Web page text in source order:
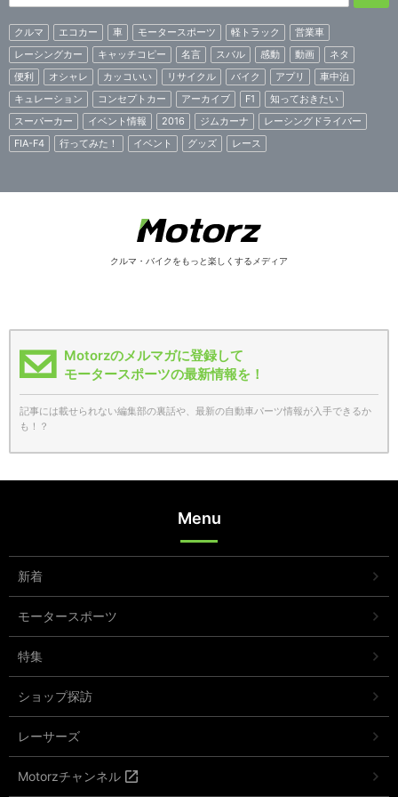
クルマ エコカー 車 モータースポーツ 軽トラック
営業車
レーシングカー
キャッチコピー 名言 スバル 感動 動画
ネタ
便利
オシャレ カッコいい リサイクル バイク アプリ
車中泊
キュレーション
コンセプトカー アーカイブ F1
知っておきたい
スーパーカー
イベント情報 2016 ジムカーナ
レーシングドライバー
FIA-F4
行ってみた！ イベント グッズ レース
クルマ・バイクをもっと楽しくするメディア
Motorzのメルマガに登録して
モータースポーツの最新情報を！
記事には載せられない編集部の裏話や、最新の自動車パーツ情報が入手できるか
も！？
Menu
新着
モータースポーツ
特集
ショップ探訪
レーサーズ
Motorzチャンネル